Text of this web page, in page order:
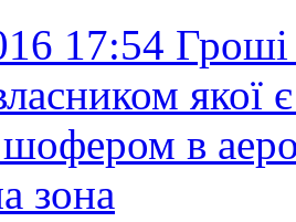
17:54 Гроші
якої
в
зона